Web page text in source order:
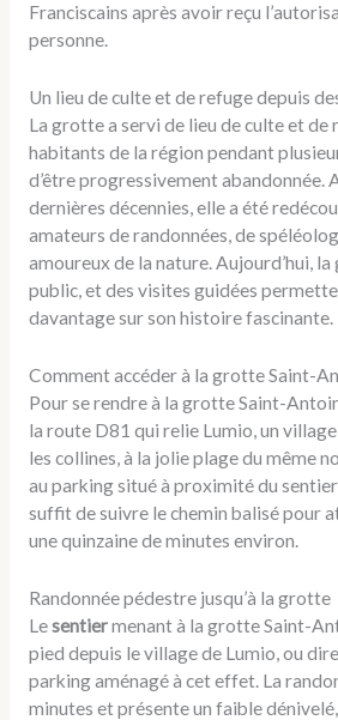
Franciscains après avoir reçu
personne.
Un lieu de culte et de refuge depuis
La grotte a servi de lieu de culte et de
habitants de la région pendant
d’être progressivement abandonnée.
dernières décennies, elle a été
amateurs de randonnées, de
amoureux de la nature. Aujourd’hui,
public, et des visites guidées
davantage sur son histoire fascinante.
Comment accéder à la grotte Saint-
Pour se rendre à la grotte Saint-
la route D81 qui relie Lumio, un
les collines, à la jolie plage du même
au parking situé à proximité du
suffit de suivre le chemin balisé pour
une quinzaine de minutes environ.
Randonnée pédestre jusqu’à la grotte
Lesentiermenant à la grotte Saint-
pied depuis le village de Lumio, ou
parking aménagé à cet effet. La
minutes et présente un faible